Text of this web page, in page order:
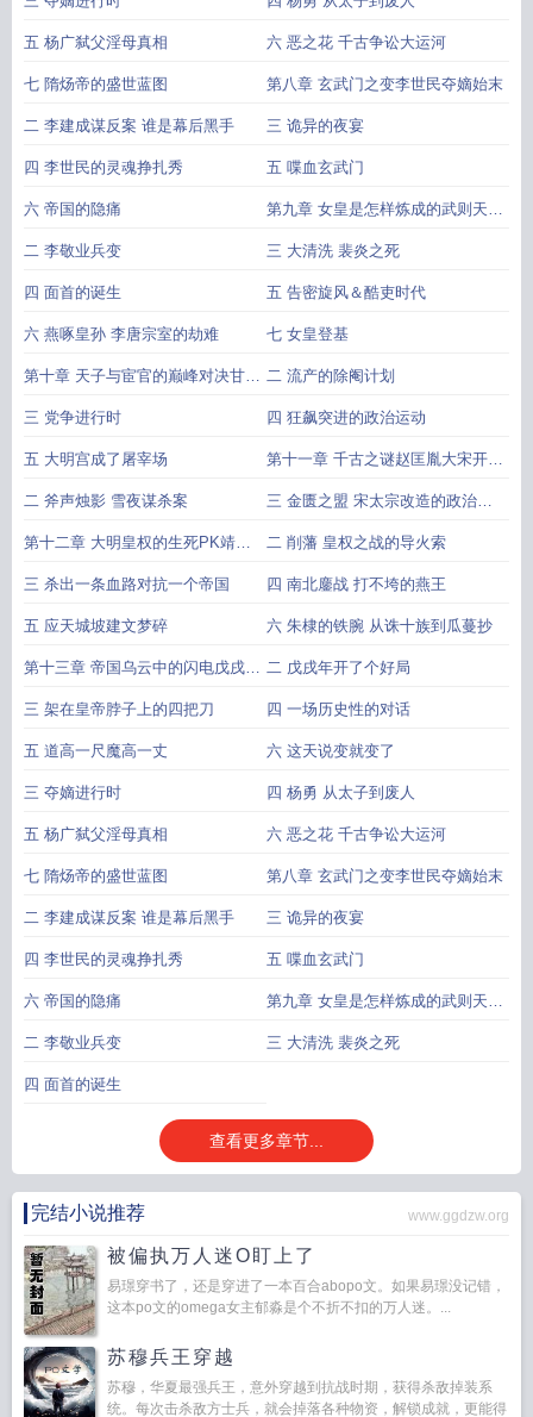
五 杨广弑父淫母真相 六 恶之花 千古争讼大运河
七 隋炀帝的盛世蓝图 第八章 玄武门之变李世民夺嫡始末
二 李建成谋反案 谁是幕后黑手 三 诡异的夜宴
四 李世民的灵魂挣扎秀 五 喋血玄武门
六 帝国的隐痛 第九章 女皇是怎样炼成的武则天篡
唐始末
二 李敬业兵变 三 大清洗 裴炎之死
四 面首的诞生 五 告密旋风＆酷吏时代
六 燕啄皇孙 李唐宗室的劫难 七 女皇登基
第十章 天子与宦官的巅峰对决甘露
之变始末
二 流产的除阉计划
三 党争进行时 四 狂飙突进的政治运动
五 大明宫成了屠宰场 第十一章 千古之谜赵匡胤大宋开国
的三桩悬案
二 斧声烛影 雪夜谋杀案 三 金匮之盟 宋太宗改造的政治赝
品
第十二章 大明皇权的生死PK靖难
之变始末
二 削藩 皇权之战的导火索
三 杀出一条血路对抗一个帝国 四 南北鏖战 打不垮的燕王
五 应天城坡建文梦碎 六 朱棣的铁腕 从诛十族到瓜蔓抄
第十三章 帝国乌云中的闪电戊戌政
变始末
二 戊戌年开了个好局
三 架在皇帝脖子上的四把刀 四 一场历史性的对话
五 道高一尺魔高一丈 六 这天说变就变了
三 夺嫡进行时 四 杨勇 从太子到废人
五 杨广弑父淫母真相 六 恶之花 千古争讼大运河
七 隋炀帝的盛世蓝图 第八章 玄武门之变李世民夺嫡始末
二 李建成谋反案 谁是幕后黑手 三 诡异的夜宴
四 李世民的灵魂挣扎秀 五 喋血玄武门
六 帝国的隐痛 第九章 女皇是怎样炼成的武则天篡
唐始末
二 李敬业兵变 三 大清洗 裴炎之死
四 面首的诞生
查看更多章节...
完结小说推荐 www.ggdzw.org
被偏执万人迷O盯上了
易璟穿书了，还是穿进了一本百合abopo文。如果易璟没记错，
这本po文的omega女主郁淼是个不折不扣的万人迷。...
苏穆兵王穿越
苏穆，华夏最强兵王，意外穿越到抗战时期，获得杀敌掉装系
统。每次击杀敌方士兵，就会掉落各种物资，解锁成就，更能得